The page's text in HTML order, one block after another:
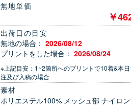
無地単価
￥
出荷日の目安
無地の場合： 2026/08/12
プリントをした場合： 2026/08/24
※上記目安：1~2箇所へのプリントで10着&本
注及び入稿の場合
素材
ポリエステル100% メッシュ部 ナイロ